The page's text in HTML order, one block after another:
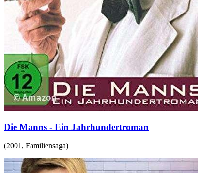
Die Manns - Ein Jahrhundertroman
(2001 , Familiensaga)